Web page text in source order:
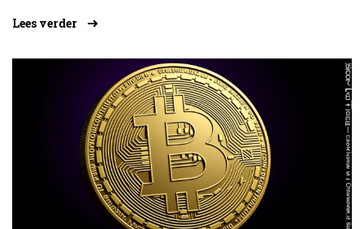
rendement wordt uitgesteld tot 2028.
Lees verder